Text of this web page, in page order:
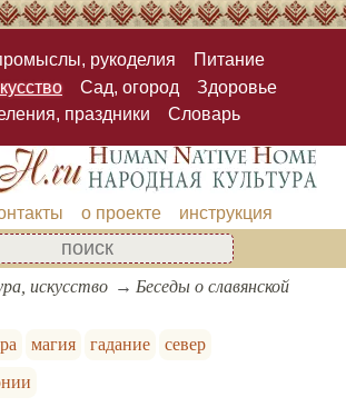
рукоделия
Питание
Сад, огород
Здоровье
праздники
Словарь
о проекте инструкция
искусство
Беседы о славянской
магия гадание
север